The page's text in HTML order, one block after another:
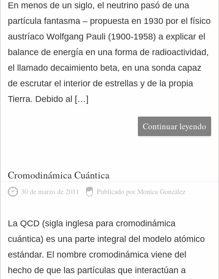
En menos de un siglo, el neutrino pasó de una
partícula fantasma – propuesta en 1930 por el físico
austríaco Wolfgang Pauli (1900-1958) a explicar el
balance de energía en una forma de radioactividad,
el llamado decaimiento beta, en una sonda capaz
de escrutar el interior de estrellas y de la propia
Tierra. Debido al […]
Continuar leyendo
Cromodinámica Cuántica
30 de marzo de 2011 Publicado por Monica González
La QCD (sigla inglesa para cromodinámica
cuántica) es una parte integral del modelo atómico
estándar. El nombre cromodinámica viene del
hecho de que las partículas que interactúan a